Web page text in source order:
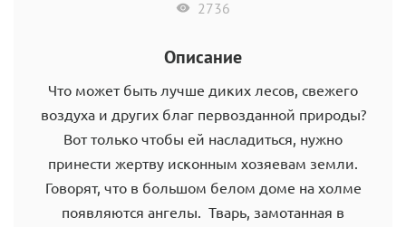
2736
Описание
Что может быть лучше диких лесов, свежего
воздуха и других благ первозданной природы?
Вот только чтобы ей насладиться, нужно
принести жертву исконным хозяевам земли.
Говорят, что в большом белом доме на холме
появляются ангелы. Тварь, замотанная в